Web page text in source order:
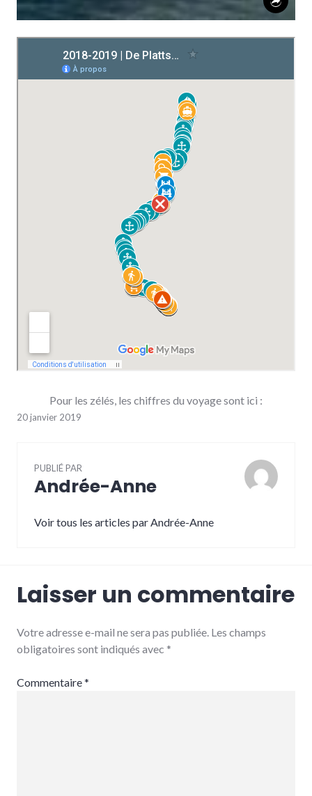
Pour les zélés, les chiffres du voyage sont ici :
20 janvier 2019
PUBLIÉ PAR
Andrée-Anne
Voir tous les articles par Andrée-Anne
Laisser un commentaire
Votre adresse e-mail ne sera pas publiée. Les champs
obligatoires sont indiqués avec *
Commentaire*